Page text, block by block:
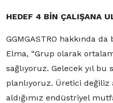
HEDEF 4 BİN ÇALIŞANA
GGMGASTRO hakkında
Elma, “Grup olarak
sağlıyoruz. Gelecek yıl bu
planlıyoruz. Üretici değiliz
aldığımız endüstriyel